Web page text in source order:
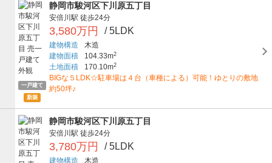
一戸建て
新築
静岡市駿河区下川原五丁目
安倍川駅 徒歩24分
3,580万円 / 5LDK
建物構造
木造
建物面積
104.33m2
土地面積 170.10m2
BIGな５LDK☆駐車場は４台（車種による）可能！ゆとりの敷地
約50坪♪
静岡市駿河区下川原五丁目
安倍川駅 徒歩24分
3,780万円 / 5LDK
建物構造
木造